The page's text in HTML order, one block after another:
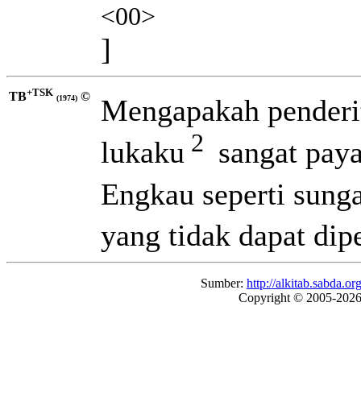
<00>
]
TB+TSK (1974) ©
Mengapakah
lukaku 2 sangat
Engkau seperti
yang tidak dapat
Sumber: http://
Copyright © 2005-